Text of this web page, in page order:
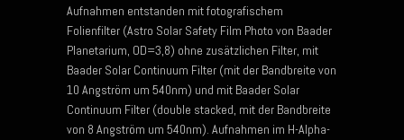
Aufnahmen entstanden mit fotografischem
Folienfilter (Astro Solar Safety Film Photo von Baader
Planetarium, OD=3,8) ohne zusätzlichen Filter, mit
Baader Solar Continuum Filter (mit der Bandbreite von
10 Angström um 540nm) und mit Baader Solar
Continuum Filter (double stacked, mit der Bandbreite
von 8 Angström um 540nm). Aufnahmen im H-Alpha-